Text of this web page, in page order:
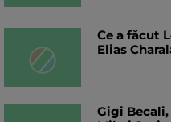
Ce a făcut
Elias
Gigi